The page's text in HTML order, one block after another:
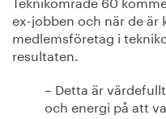
ex-jobben och när de är
medlemsföretag i
resultaten.
– Detta är
och energi på att